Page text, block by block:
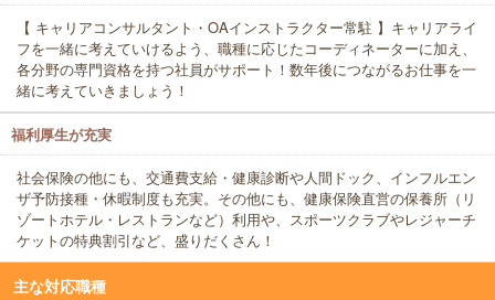
【 キャリアコンサルタント・OAインストラクター常駐 】キャリアライ
フを一緒に考えていけるよう、職種に応じたコーディネーターに加え、
各分野の専門資格を持つ社員がサポート！数年後につながるお仕事を一
緒に考えていきましょう！
福利厚生が充実
社会保険の他にも、交通費支給・健康診断や人間ドック、インフルエン
ザ予防接種・休暇制度も充実。その他にも、健康保険直営の保養所（リ
ゾートホテル・レストランなど）利用や、スポーツクラブやレジャーチ
ケットの特典割引など、盛りだくさん！
主な対応職種